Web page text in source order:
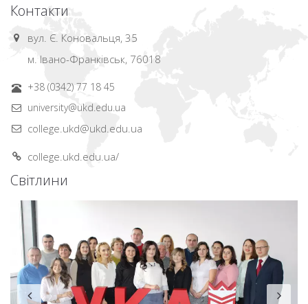
Контакти
вул. Є. Коновальця, 35
м. Івано-Франківськ, 76018
+38 (0342) 77 18 45
university@ukd.edu.ua
college.ukd@ukd.edu.ua
college.ukd.edu.ua/
Світлини